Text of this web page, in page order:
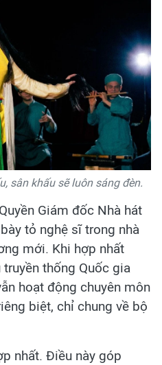
sân khấu sẽ luôn sáng đèn.
Giám đốc Nhà hát
tỏ nghệ sĩ trong nhà
mới. Khi hợp nhất
truyền thống Quốc gia
hoạt động chuyên môn
biệt, chỉ chung về bộ
nhất. Điều này góp